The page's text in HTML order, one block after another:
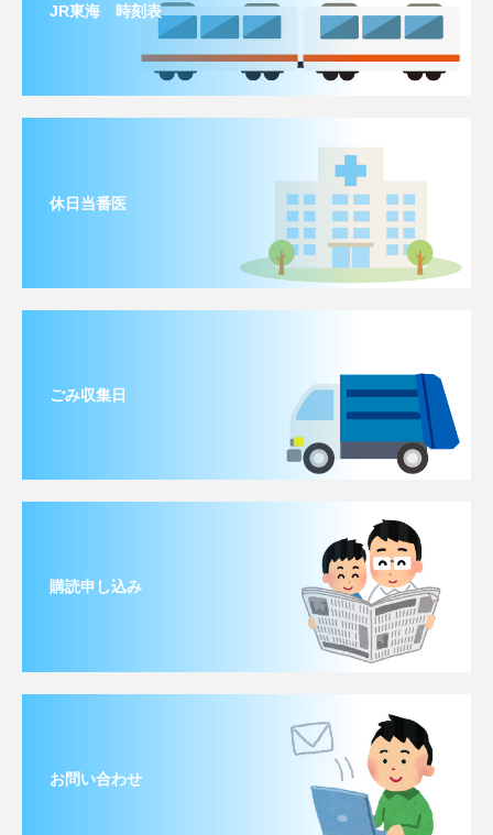
JR東海 時刻表
休日当番医
ごみ収集日
購読申し込み
お問い合わせ